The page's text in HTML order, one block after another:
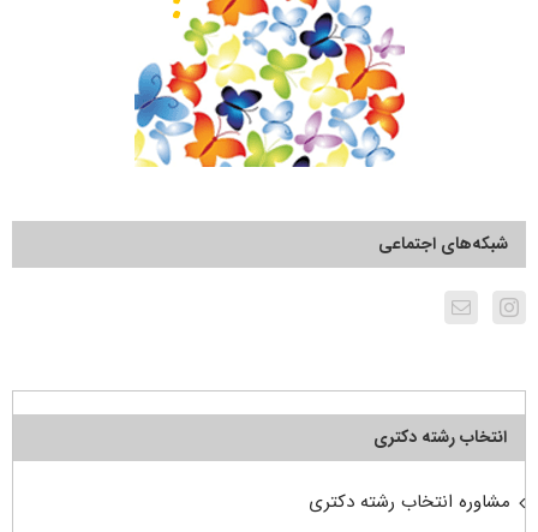
شبکه‌های اجتماعی
انتخاب رشته دکتری
مشاوره انتخاب رشته دکتری